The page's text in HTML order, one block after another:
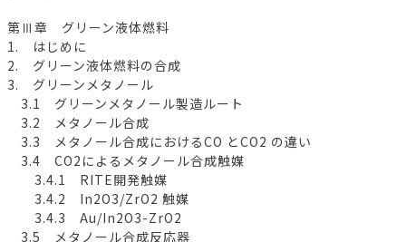
第Ⅲ章 グリーン液体燃料
1. はじめに
2. グリーン液体燃料の合成
3. グリーンメタノール
3.1 グリーンメタノール製造ルート
3.2 メタノール合成
3.3 メタノール合成におけるCO とCO2 の違い
3.4 CO2によるメタノール合成触媒
3.4.1 RITE開発触媒
3.4.2 In2O3/ZrO2 触媒
3.4.3 Au/In2O3-ZrO2
3.5 メタノール合成反応器